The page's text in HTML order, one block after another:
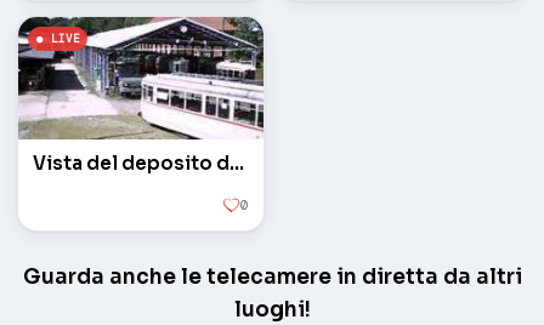
Vista del deposito di tram
0
Guarda anche le telecamere in diretta da altri
luoghi!